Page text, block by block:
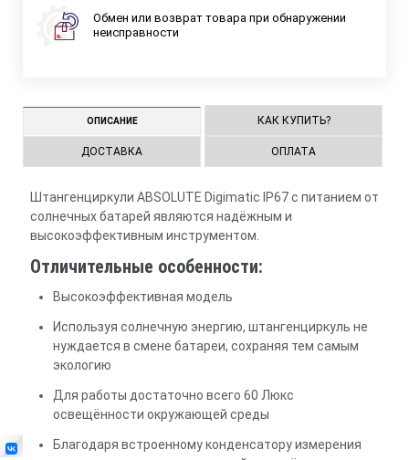
Обмен или возврат товара при обнаружении
неисправности
ОПИСАНИЕ КАК КУПИТЬ?
ДОСТАВКА ОПЛАТА
Штангенциркули ABSOLUTE Digimatic IP67 с питанием от
солнечных батарей являются надёжным и
высокоэффективным инструментом.
Отличительные особенности:
Высокоэффективная модель
Используя солнечную энергию, штангенциркуль не
нуждается в смене батареи, сохраняя тем самым
экологию
Для работы достаточно всего 60 Люкс
освещённости окружающей среды
Благодаря встроенному конденсатору измерения